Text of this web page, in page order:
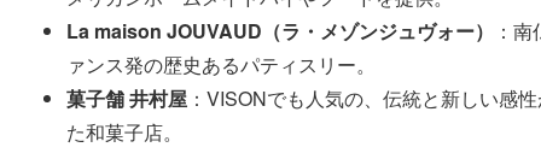
La maison JOUVAUD（ラ・メゾンジュヴォー）
：
ァンス発の歴史あるパティスリー。
菓子舗 井村屋 ：VISONでも人気の、伝統と新しい感
た和菓子店。